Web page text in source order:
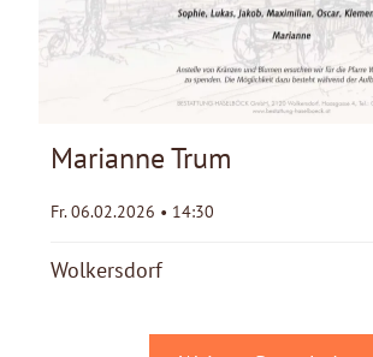
Marianne Trum
Fr. 06.02.2026 • 14:30
Wolkersdorf